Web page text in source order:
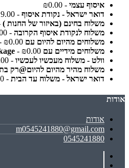
איסוף עצמי - ₪0.00
דואר ישראל - נקודת איסוף - ₪19.00
משלוח בחינם (באיזור של החנות )
משלוח לנקודת איסוף הקרובה - ₪0.00
משלוחים מהיום להיום עם Get Package ₪0.00
משלוחים מידיים עם Get Package - ₪0.00
וולט - משלוח מעכשיו לעכשיו - ₪0.00
משלוח מהיר מהיום להיום@רק
דואר ישראל - משלוח עד הבית - ₪28.00
אודות
אודות
m0545241880@gmail.com
0545241880